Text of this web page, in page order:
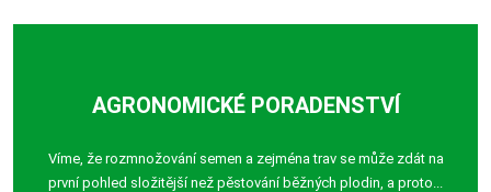
AGRONOMICKÉ PORADENSTVÍ
Víme, že rozmnožování semen a zejména trav se může zdát na
první pohled složitější než pěstování běžných plodin, a proto...